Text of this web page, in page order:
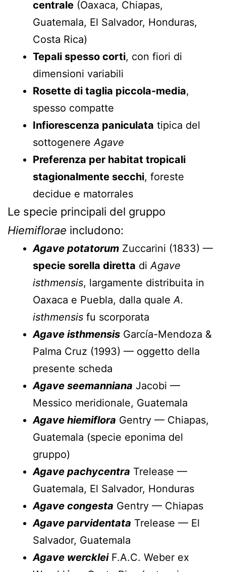
centrale (Oaxaca, Chiapas,
Guatemala, El Salvador, Honduras,
Costa Rica)
Tepali spesso corti, con fiori di
dimensioni variabili
Rosette di taglia piccola-media,
spesso compatte
Infiorescenza paniculata tipica del
sottogenere Agave
Preferenza per habitat tropicali
stagionalmente secchi, foreste
decidue e matorrales
Le specie principali del gruppo
Hiemiflorae includono:
Agave potatorum Zuccarini (1833) —
specie sorella diretta di Agave
isthmensis, largamente distribuita in
Oaxaca e Puebla, dalla quale A.
isthmensis fu scorporata
Agave isthmensis García-Mendoza &
Palma Cruz (1993) — oggetto della
presente scheda
Agave seemanniana Jacobi —
Messico meridionale, Guatemala
Agave hiemiflora Gentry — Chiapas,
Guatemala (specie eponima del
gruppo)
Agave pachycentra Trelease —
Guatemala, El Salvador, Honduras
Agave congesta Gentry — Chiapas
Agave parvidentata Trelease — El
Salvador, Guatemala
Agave werckleiF.A.C. Weber ex